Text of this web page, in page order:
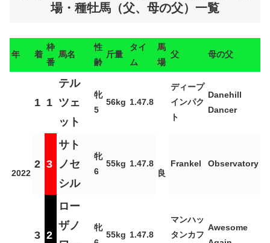
場・種牡馬（父、母の父）一覧
年 着
枠
番
馬名
性
齢
斤量
タイ
ム
馬
場
父 母の父
2022
1 1
テル
ツェ
ット
牝
5
56kg 1.47.8
良
ディープ
インパク
ト
Danehill
Dancer
2 3
サト
ノセ
シル
牝
6
55kg 1.47.8 Frankel Observatory
3 2
ロー
ザノ
牝
55kg 1.47.8
マンハッ
タンカフ
Awesome